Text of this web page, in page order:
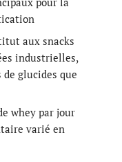
aux snacks
industrielles,
glucides que
whey par jour
varié en